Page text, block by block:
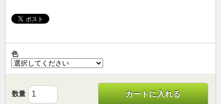
色
数量 カートに入れる